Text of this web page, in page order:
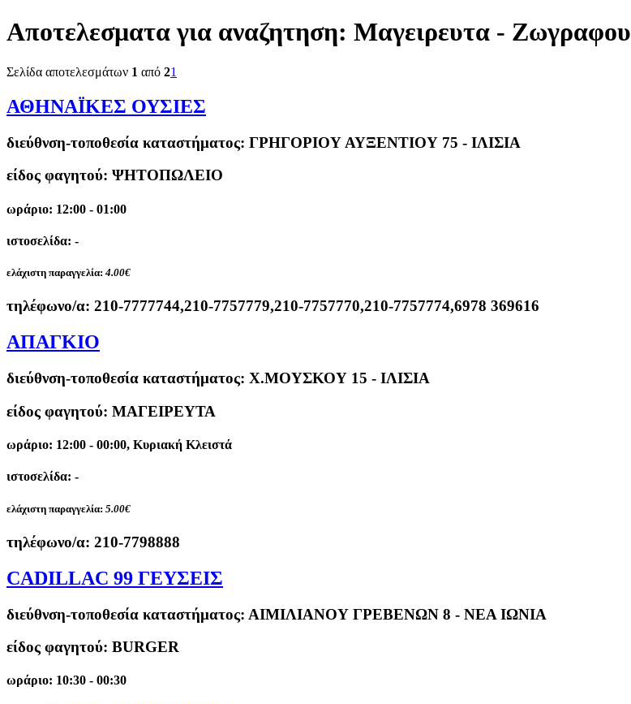
Αποτελεσματα για αναζητηση: Μαγειρευτα - Ζωγραφου
Σελίδα αποτελεσμάτων 1 από 21
ΑΘΗΝΑΪΚΕΣ ΟΥΣΙΕΣ
διεύθνση-τοποθεσία καταστήματος: ΓΡΗΓΟΡΙΟΥ ΑΥΞΕΝΤΙΟΥ 75 - ΙΛΙΣΙΑ
είδος φαγητού: ΨΗΤΟΠΩΛΕΙΟ
ωράριο: 12:00 - 01:00
ιστοσελίδα: -
ελάχιστη παραγγελία: 4.00€
τηλέφωνο/α: 210-7777744,210-7757779,210-7757770,210-7757774,6978 369616
ΑΠΑΓΚΙΟ
διεύθνση-τοποθεσία καταστήματος: Χ.ΜΟΥΣΚΟΥ 15 - ΙΛΙΣΙΑ
είδος φαγητού: ΜΑΓΕΙΡΕΥΤΑ
ωράριο: 12:00 - 00:00, Κυριακή Κλειστά
ιστοσελίδα: -
ελάχιστη παραγγελία: 5.00€
τηλέφωνο/α: 210-7798888
CADILLAC 99 ΓΕΥΣΕΙΣ
διεύθνση-τοποθεσία καταστήματος: ΑΙΜΙΛΙΑΝΟΥ ΓΡΕΒΕΝΩΝ 8 - ΝΕΑ ΙΩΝΙΑ
είδος φαγητού: BURGER
ωράριο: 10:30 - 00:30